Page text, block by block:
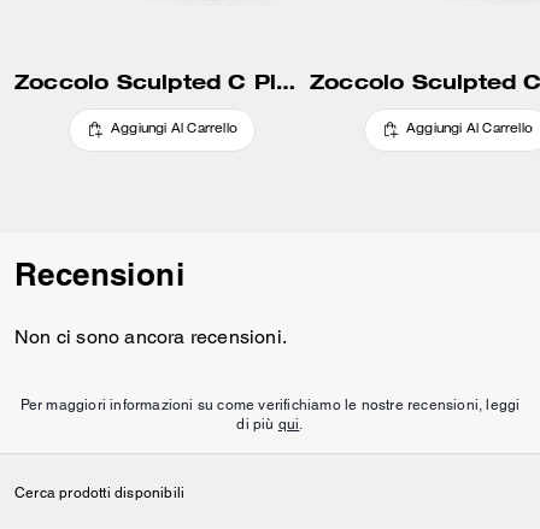
Zoccolo Sculpted C Platform In Pelle Loved
Aggiungi Al Carrello Aggiungi Al Carrello
Recensioni
Non ci sono ancora recensioni.
Per maggiori informazioni su come verifichiamo le nostre recensioni, leggi
di più qui.
Cerca prodotti disponibili